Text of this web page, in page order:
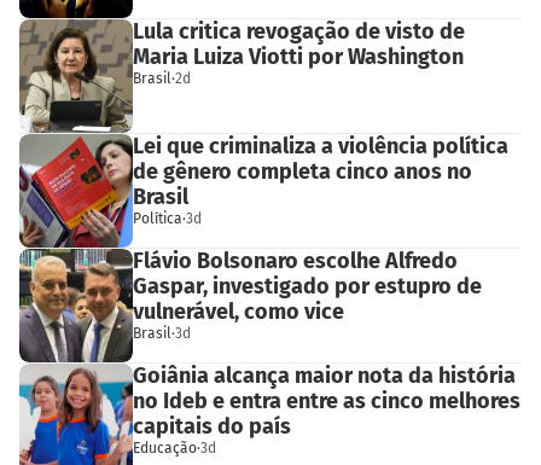
Lula critica revogação de visto de
Maria Luiza Viotti por Washington
Brasil·2d
Lei que criminaliza a violência política
de gênero completa cinco anos no
Brasil
Política·3d
Flávio Bolsonaro escolhe Alfredo
Gaspar, investigado por estupro de
vulnerável, como vice
Brasil·3d
Goiânia alcança maior nota da história
no Ideb e entra entre as cinco melhores
capitais do país
Educação·3d